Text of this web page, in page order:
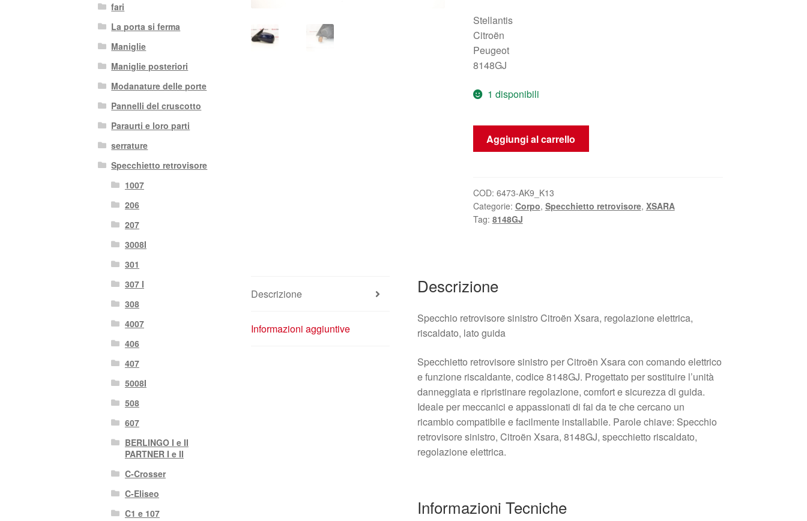
Stellantis
Citroën
Peugeot
8148GJ
1 disponibili
Specchietto
sinistro
KPUC
8148GJ
quantità
Aggiungi al carrello
COD: 6473-AK9_K13
Categorie: Corpo, Specchietto retrovisore, XSARA
Tag: 8148GJ
Descrizione
Informazioni aggiuntive
Descrizione
Specchio retrovisore sinistro Citroën Xsara, regolazione elettrica,
riscaldato, lato guida
Specchietto retrovisore sinistro per Citroën Xsara con comando elettrico
e funzione riscaldante, codice 8148GJ. Progettato per sostituire l’unità
danneggiata e ripristinare regolazione, comfort e sicurezza di guida.
Ideale per meccanici e appassionati di fai da te che cercano un
ricambio compatibile e facilmente installabile. Parole chiave: Specchio
retrovisore sinistro, Citroën Xsara, 8148GJ, specchietto riscaldato,
regolazione elettrica.
Informazioni Tecniche
fari
La porta si ferma
Maniglie
Maniglie posteriori
Modanature delle porte
Pannelli del cruscotto
Paraurti e loro parti
serrature
Specchietto retrovisore
1007
206
207
3008I
301
307 I
308
4007
406
407
5008I
508
607
BERLINGO I e II
PARTNER I e II
C-Crosser
C-Eliseo
C1 e 107